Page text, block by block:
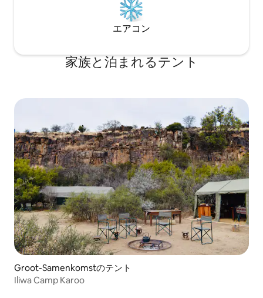
エアコン
家族と泊まれるテント
Groot-Samenkomstのテント
Iliwa Camp Karoo